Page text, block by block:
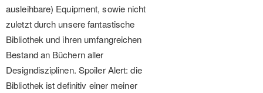
ausleihbare) Equipment, sowie nicht
zuletzt durch unsere fantastische
Bibliothek und ihren umfangreichen
Bestand an Büchern aller
Designdisziplinen. Spoiler Alert: die
Bibliothek ist definitiv einer meiner